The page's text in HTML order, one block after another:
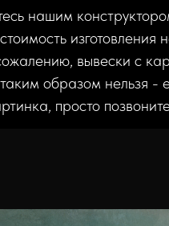
нашим
изготовления
вывески с
образом нельзя -
просто